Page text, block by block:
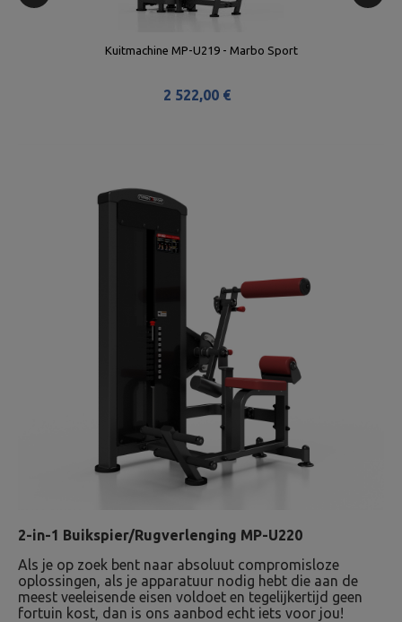
Kuitmachine MP-U219 - Marbo Sport
2 522,00 €
2-in-1 Buikspier/Rugverlenging MP-U220
Als je op zoek bent naar absoluut compromisloze
oplossingen, als je apparatuur nodig hebt die aan de
meest veeleisende eisen voldoet en tegelijkertijd geen
fortuin kost, dan is ons aanbod echt iets voor jou!